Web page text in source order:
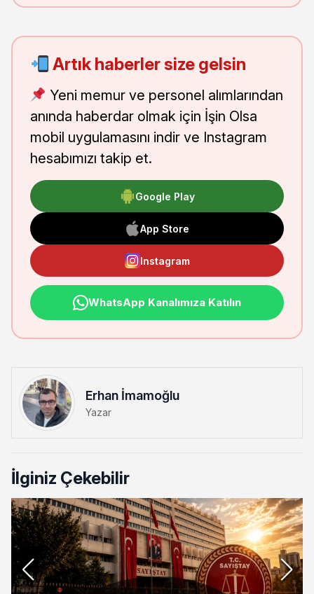
Artık haberler size gelsin
Yeni memur ve personel alımlarından
anında haberdar olmak için İşin Olsa
mobil uygulamasını indir ve Instagram
hesabımızı takip et.
Google Play
App Store
Instagram
WhatsApp Kanalımıza Katılın
Erhan İmamoğlu
Yazar
İlginiz Çekebilir